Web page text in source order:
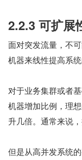
2.2.3 可扩展
面对突发流量，不
机器来线性提高系统
对于业务集群或者
机器增加比例，理
升几倍。通常来说
但是从高并发系统